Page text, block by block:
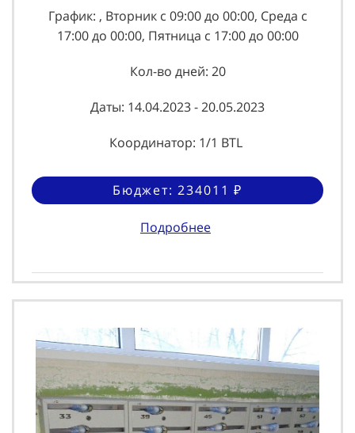
График: , Вторник с 09:00 до 00:00, Среда с
17:00 до 00:00, Пятница с 17:00 до 00:00
Кол-во дней: 20
Даты: 14.04.2023 - 20.05.2023
Координатор: 1/1 BTL
Бюджет: 234011 ₽
Подробнее